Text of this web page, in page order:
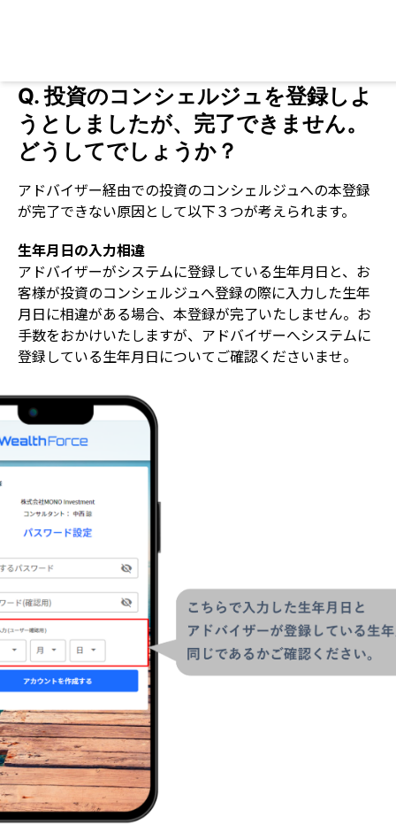
Q.投資のコンシェルジュを登録しよ
うとしましたが、完了できません。
どうしてでしょうか？
アドバイザー経由での投資のコンシェルジュへの本登録
が完了できない原因として以下３つが考えられます。
生年月日の入力相違
アドバイザーがシステムに登録している生年月日と、お
客様が投資のコンシェルジュへ登録の際に入力した生年
月日に相違がある場合、本登録が完了いたしません。お
手数をおかけいたしますが、アドバイザーへシステムに
登録している生年月日についてご確認くださいませ。